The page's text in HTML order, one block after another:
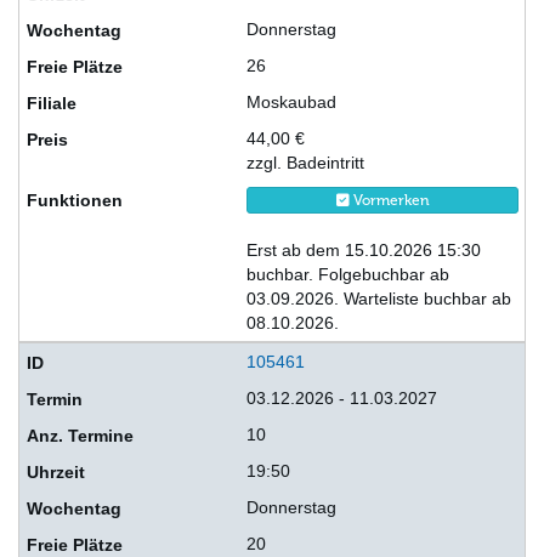
Donnerstag
26
Moskaubad
44,00 €
zzgl. Badeintritt
Vormerken
Erst ab dem 15.10.2026 15:30
buchbar. Folgebuchbar ab
03.09.2026. Warteliste buchbar ab
08.10.2026.
105461
03.12.2026 - 11.03.2027
10
19:50
Donnerstag
20